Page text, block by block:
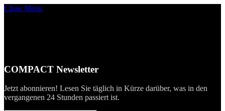
Close Menu
COMPACT Newsletter
Jetzt abonnieren! Lesen Sie täglich in Kürze darüber, was in den
vergangenen 24 Stunden passiert ist.